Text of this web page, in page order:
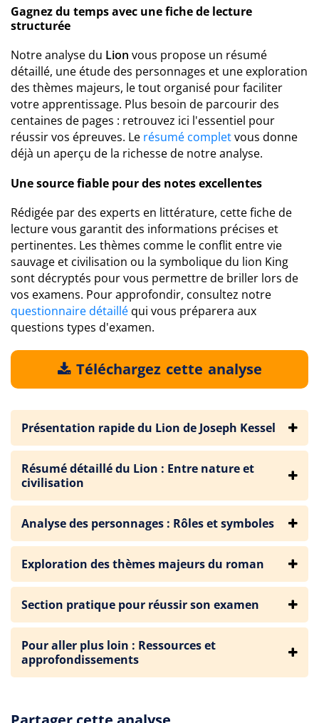
Gagnez du temps avec une fiche de lecture
structurée
Notre analyse du Lion vous propose un résumé
détaillé, une étude des personnages et une exploration
des thèmes majeurs, le tout organisé pour faciliter
votre apprentissage. Plus besoin de parcourir des
centaines de pages : retrouvez ici l'essentiel pour
réussir vos épreuves. Le résumé completvous donne
déjà un aperçu de la richesse de notre analyse.
Une source fiable pour des notes excellentes
Rédigée par des experts en littérature, cette fiche de
lecture vous garantit des informations précises et
pertinentes. Les thèmes comme le conflit entre vie
sauvage et civilisation ou la symbolique du lion King
sont décryptés pour vous permettre de briller lors de
vos examens. Pour approfondir, consultez notre
questionnaire détaillé qui vous préparera aux
questions types d'examen.
Téléchargez cette analyse
Présentation rapide du Lion de Joseph Kessel
Résumé détaillé du Lion : Entre nature et
civilisation
Analyse des personnages : Rôles et symboles
Exploration des thèmes majeurs du roman
Section pratique pour réussir son examen
Pour aller plus loin : Ressources et
approfondissements